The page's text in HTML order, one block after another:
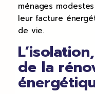
ménages
leur facture
de vie.
de la